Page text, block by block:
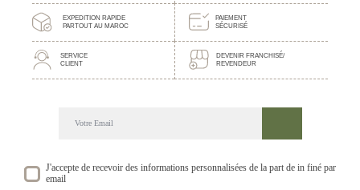
EXPEDITION RAPIDE
PARTOUT AU MAROC
PAIEMENT
SÉCURISÉ
SERVICE
CLIENT
DEVENIR FRANCHISÉ/
REVENDEUR
DECOUVREZ NOTRE NEWSLETTER GOURMANDE
SUIVEZ NOS ACTUALITE ET EVENEMENTS
J'accepte de recevoir des informations personnalisées de la part de in finé par
email